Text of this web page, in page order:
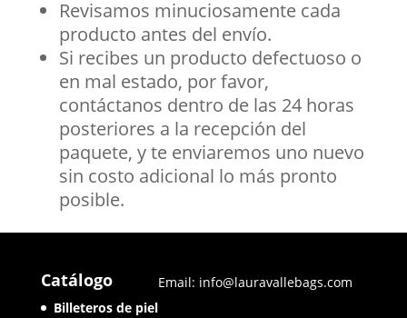
Revisamos minuciosamente cada
producto antes del envío.
Si recibes un producto defectuoso o
en mal estado, por favor,
contáctanos dentro de las 24 horas
posteriores a la recepción del
paquete, y te enviaremos uno nuevo
sin costo adicional lo más pronto
posible.
Catálogo
Billeteros de piel
Email: info@lauravallebags.com